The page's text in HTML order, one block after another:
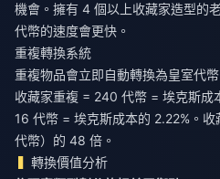
機會。擁有 4 個以上收藏家造型的
代幣的速度會更快。
重複轉換系統
重複物品會立即自動轉換為皇室代
收藏家重複 = 240 代幣 = 埃克斯成
16 代幣 = 埃克斯成本的 2.22%。
代幣）的 48 倍。
轉換價值分析